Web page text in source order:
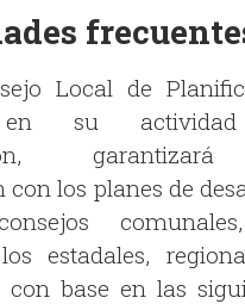
Local de
en su
con los planes de
estadales,
con base en las